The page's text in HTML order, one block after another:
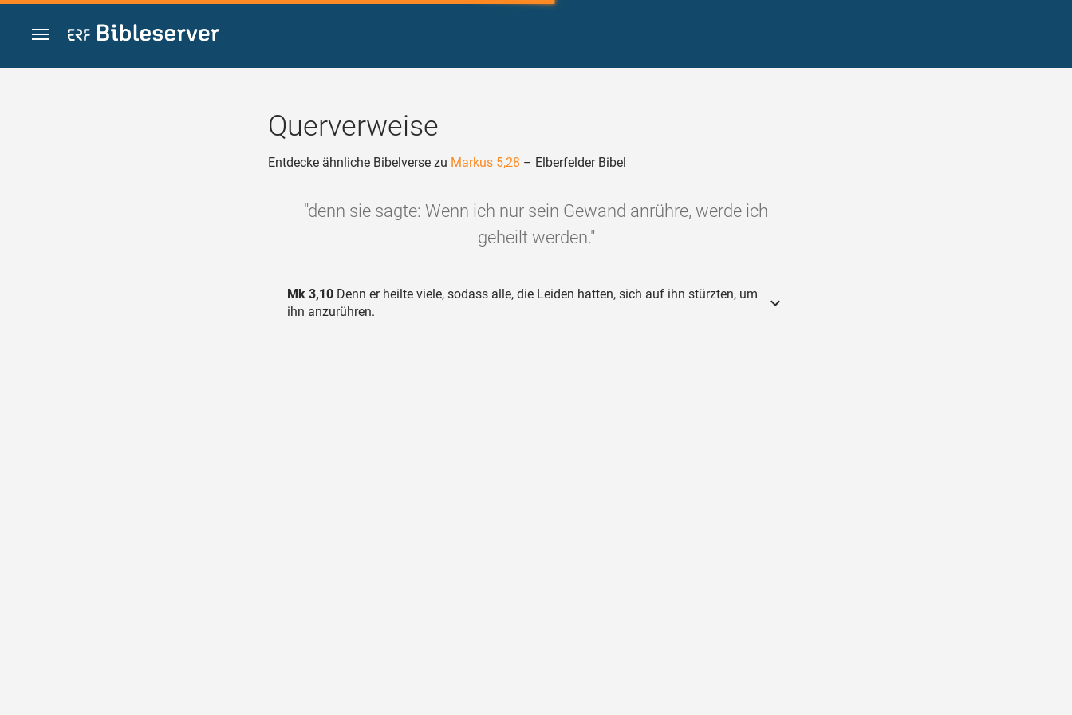
Zum Inhalt springen
Querverweise
Entdecke ähnliche Bibelverse zu Markus 5,28 – Elberfelder Bibel
"denn sie sagte: Wenn ich nur sein Gewand anrühre, werde ich
geheilt werden."
Mk 3,10 Denn er heilte viele, sodass alle, die Leiden hatten, sich auf ihn stürzten, um
ihn anzurühren.